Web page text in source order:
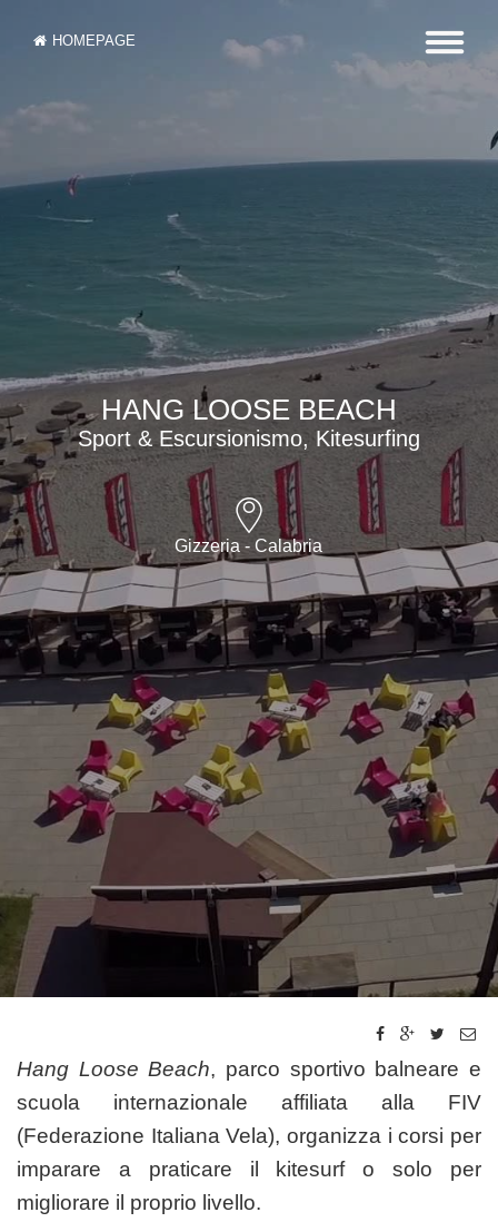
HOMEPAGE
HANG LOOSE BEACH
Sport & Escursionismo, Kitesurfing
Gizzeria - Calabria
Hang Loose Beach, parco sportivo balneare e
scuola internazionale affiliata alla FIV
(Federazione Italiana Vela), organizza i corsi per
imparare a praticare il kitesurf o solo per
migliorare il proprio livello.